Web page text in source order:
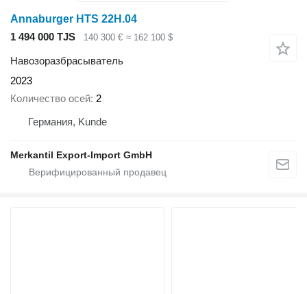
Annaburger HTS 22H.04
1 494 000 TJS
140 300 € ≈ 162 100 $
Навозоразбрасыватель
2023
Количество осей 2
Германия, Kunde
Merkantil Export-Import GmbH